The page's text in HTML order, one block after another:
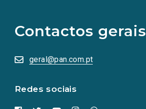
Contactos gerais
geral@pan.com.pt
Redes sociais
redes
sociais
numa
nova